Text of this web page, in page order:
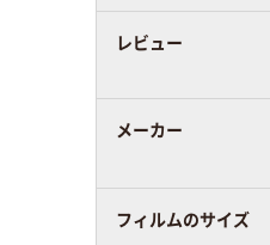
レビュー
メーカー
フィルムのサイズ